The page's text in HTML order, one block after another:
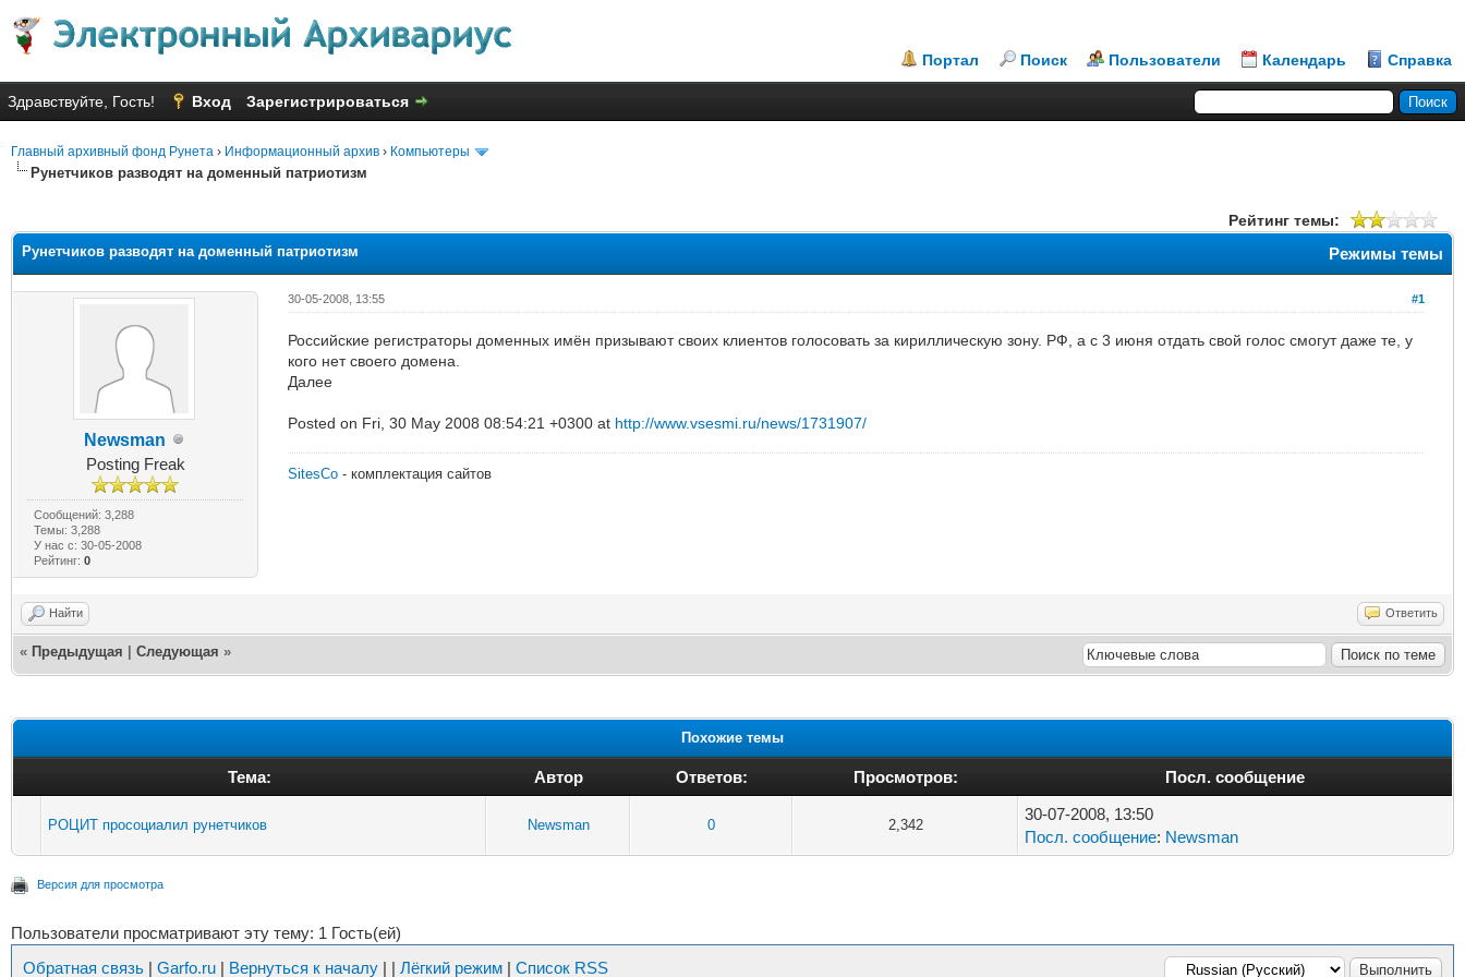
Портал Поиск Пользователи Календарь Справка
Здравствуйте, Гость! Вход Зарегистрироваться
Главный архивный фонд Рунета › Информационный архив › Компьютеры
Рунетчиков разводят на доменный патриотизм
Рейтинг темы:
Режимы темы
Рунетчиков разводят на доменный патриотизм
Newsman
Posting Freak
Сообщений: 3,288
Темы: 3,288
У нас с: 30-05-2008
Рейтинг:0
#1
30-05-2008, 13:55
Российские регистраторы доменных имён призывают своих клиентов голосовать за кириллическую зону. РФ, а с 3 июня отдать свой голос смогут даже те, у
кого нет своего домена.
Далее
Posted on Fri, 30 May 2008 08:54:21 +0300 at http://www.vsesmi.ru/news/1731907/
SitesCo- комплектация сайтов
Найти Ответить
« Предыдущая Следующая »
Похожие темы
Тема: Автор Ответов: Просмотров: Посл. сообщение
РОЦИТ просоциалил рунетчиков Newsman 0 2,342
30-07-2008, 13:50
Посл. сообщение: Newsman
Версия для просмотра
Пользователи просматривают эту тему: 1 Гость(ей)
Обратная связь | Garfo.ru | Вернуться к началу | | Лёгкий режим | Список RSS